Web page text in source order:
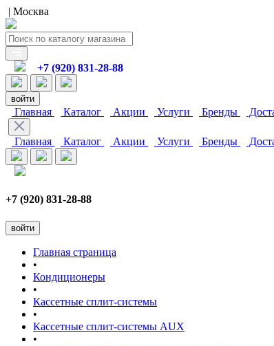
| Москва
+7 (920) 831-28-88
войти
Главная Каталог Акции Услуги Бренды
Главная Каталог Акции Услуги Бренды
+7 (920) 831-28-88
войти
Главная страница
•
Кондиционеры
•
Кассетные сплит-системы
•
Кассетные сплит-системы AUX
•